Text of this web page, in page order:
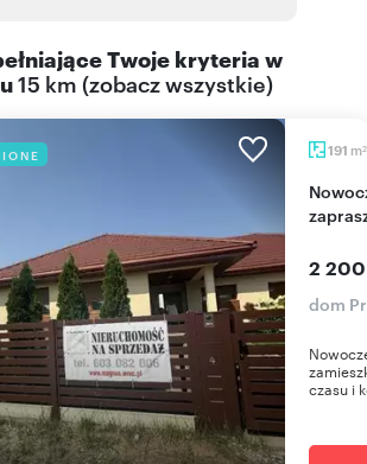
Twoje kryteria w
15 km (zobacz wszystkie)
191 m2
Nowoczesny dom 191 m² w Pruszowicach -
2
dom
czasu i